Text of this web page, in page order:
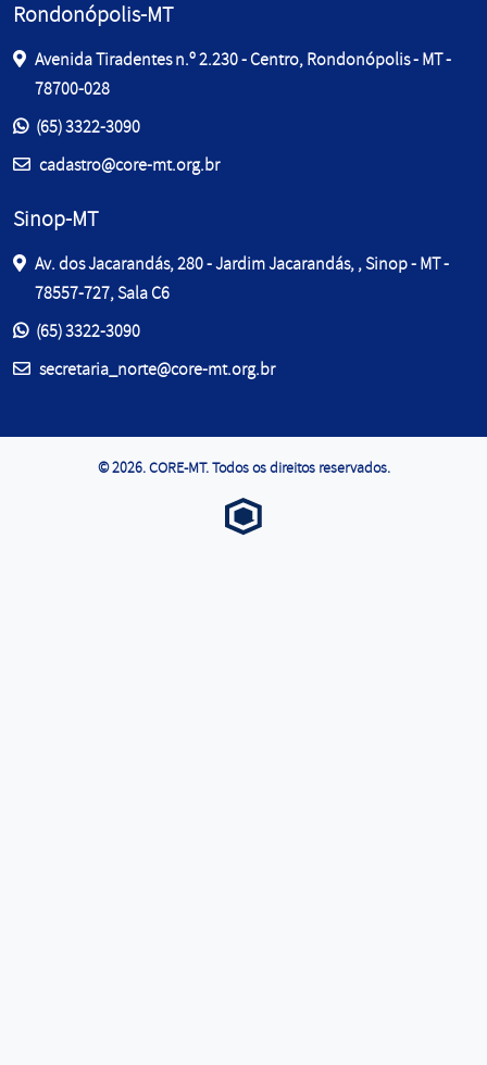
Rondonópolis-MT
Avenida Tiradentes n.º 2.230 - Centro, Rondonópolis - MT -
78700-028
Entre em contato pelos telefones:
(65) 3322-3090
E-mail:cadastro@core-mt.org.br
Sinop-MT
Av. dos Jacarandás, 280 - Jardim Jacarandás, , Sinop - MT -
78557-727, Sala C6
Entre em contato pelos telefones:
(65) 3322-3090
E-mail:secretaria_norte@core-mt.org.br
© 2026. CORE-MT. Todos os direitos reservados.